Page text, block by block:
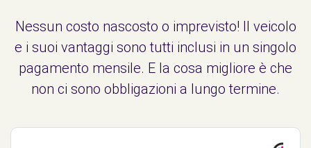
Nessun costo nascosto o imprevisto! Il veicolo
e i suoi vantaggi sono tutti inclusi in un singolo
pagamento mensile. E la cosa migliore è che
non ci sono obbligazioni a lungo termine.